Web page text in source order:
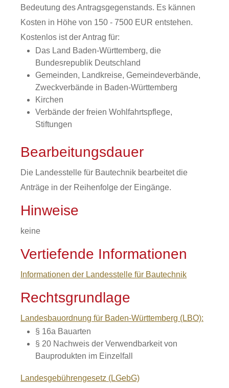
Bedeutung des Antragsgegenstands. Es kännen
Kosten in Höhe von 150 - 7500 EUR entstehen.
Kostenlos ist der Antrag für:
Das Land Baden-Württemberg, die
Bundesrepublik Deutschland
Gemeinden, Landkreise, Gemeindeverbände,
Zweckverbände in Baden-Württemberg
Kirchen
Verbände der freien Wohlfahrtspflege,
Stiftungen
Bearbeitungsdauer
Die Landesstelle für Bautechnik bearbeitet die
Anträge in der Reihenfolge der Eingänge.
Hinweise
keine
Vertiefende Informationen
Informationen der Landesstelle für Bautechnik
Rechtsgrundlage
Landesbauordnung für Baden-Württemberg (LBO):
§ 16a Bauarten
§ 20 Nachweis der Verwendbarkeit von
Bauprodukten im Einzelfall
Landesgebührengesetz (LGebG)